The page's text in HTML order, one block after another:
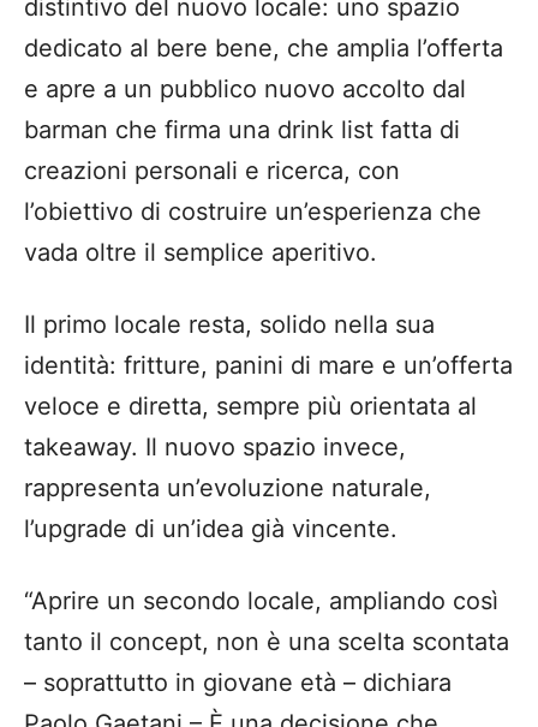
distintivo del nuovo locale: uno spazio
dedicato al bere bene, che amplia l’offerta
e apre a un pubblico nuovo accolto dal
barman che firma una drink list fatta di
creazioni personali e ricerca, con
l’obiettivo di costruire un’esperienza che
vada oltre il semplice aperitivo.
Il primo locale resta, solido nella sua
identità: fritture, panini di mare e un’offerta
veloce e diretta, sempre più orientata al
takeaway. Il nuovo spazio invece,
rappresenta un’evoluzione naturale,
l’upgrade di un’idea già vincente.
“Aprire un secondo locale, ampliando così
tanto il concept, non è una scelta scontata
– soprattutto in giovane età – dichiara